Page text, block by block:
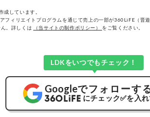
成しています。
ィリエイトプログラムを通じて売上の一部が360LiFE（晋遊
。詳しくは
（当サイトの制作ポリシー） をご覧ください。
LDKをいつでもチェック！
Googleでフォローす
にチェック✅を入